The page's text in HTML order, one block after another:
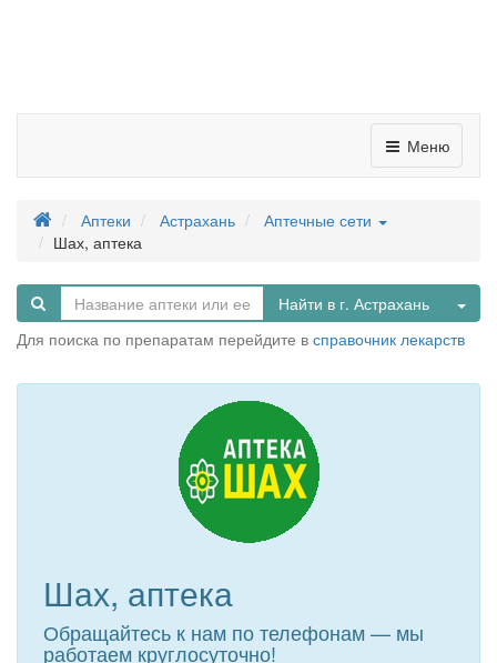
Меню
Аптеки Астрахань
Аптечные сети
Шах, аптека
Найти в г. Астрахань
Для поиска по препаратам перейдите в справочник лекарств
Шах, аптека
Обращайтесь к нам по телефонам — мы
работаем круглосуточно!